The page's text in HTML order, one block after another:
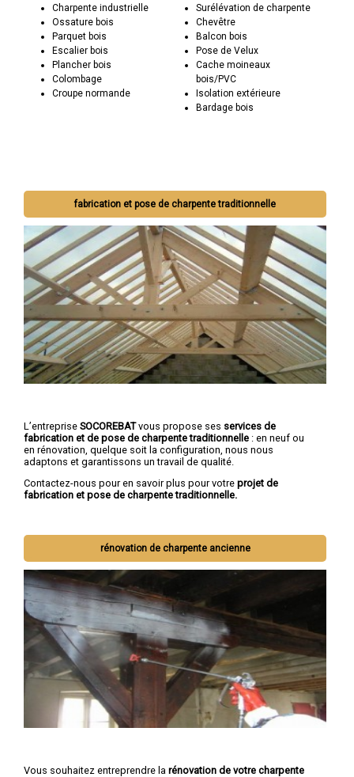
Charpente industrielle
Ossature bois
Parquet bois
Escalier bois
Plancher bois
Colombage
Croupe normande
Surélévation de charpente
Chevêtre
Balcon bois
Pose de Velux
Cache moineaux
bois/PVC
Isolation extérieure
Bardage bois
fabrication et pose de charpente traditionnelle
L’entreprise SOCOREBATvous propose ses services de
fabrication et de pose de charpente traditionnelle : en neuf ou
en rénovation, quelque soit la configuration, nous nous
adaptons et garantissons un travail de qualité.
Contactez-nous pour en savoir plus pour votre projet de
fabrication et pose de charpente traditionnelle.
rénovation de charpente ancienne
Vous souhaitez entreprendre la rénovation de votre charpente